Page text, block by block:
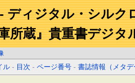
ディジタル・シルク
所蔵』貴重書デジタ
ル - 目次 -ページ番号 -書誌情報（メタデ